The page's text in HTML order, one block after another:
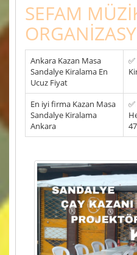
SEFAM
Ankara Kazan Masa
Sandalye Kiralama En
Ucuz Fiyat
En iyi firma Kazan Masa
Sandalye Kiralama
Ankara